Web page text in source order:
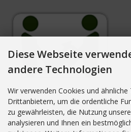
NEWSLETTER-ANMELDUNG
Diese Webseite
andere Technologien
Wir verwenden Cookies und
Drittanbietern, um die ordentliche
zu gewährleisten, die Nutzung
analysieren und Ihnen ein